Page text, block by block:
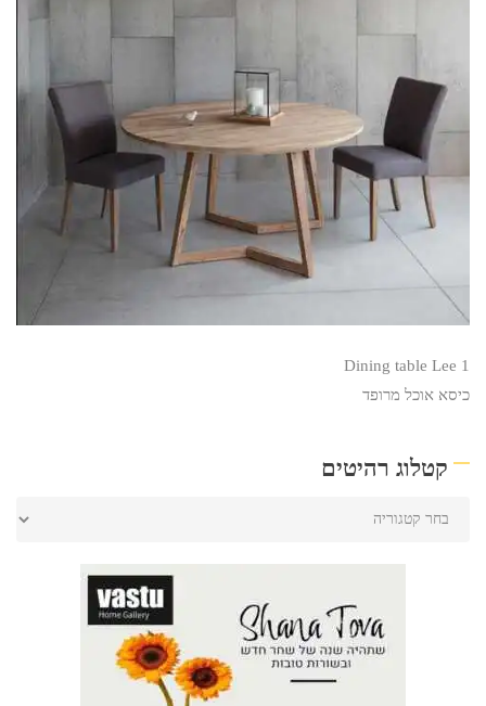
Dining table Lee 1
כיסא אוכל מרופד
קטלוג רהיטים